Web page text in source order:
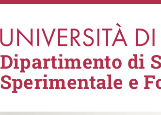
Dipartimento di
Sperimentale e